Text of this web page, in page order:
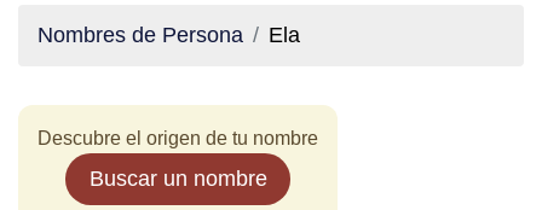
Nombres de Persona Ela
Descubre el origen de tu nombre
Buscar un nombre